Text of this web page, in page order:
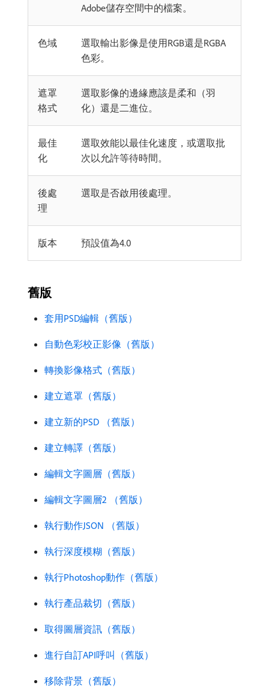
Adobe儲存空間中的檔案。
色域
選取輸出影像是使用RGB還是RGBA
色彩。
遮罩
格式
選取影像的邊緣應該是柔和（羽
化）還是二進位。
最佳
化
選取效能以最佳化速度，或選取批
次以允許等待時間。
後處
理
選取是否啟用後處理。
版本 預設值為4.0
舊版
套用PSD編輯（舊版）
自動色彩校正影像（舊版）
轉換影像格式（舊版）
建立遮罩（舊版）
建立新的PSD （舊版）
建立轉譯（舊版）
編輯文字圖層（舊版）
編輯文字圖層2 （舊版）
執行動作JSON （舊版）
執行深度模糊（舊版）
執行Photoshop動作（舊版）
執行產品裁切（舊版）
取得圖層資訊（舊版）
進行自訂API呼叫（舊版）
移除背景（舊版）